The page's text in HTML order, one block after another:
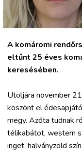
A komáromi
eltűnt 25 éves
keresésében.
Utoljára november
köszönt el
megy. Azóta tudnak
télikabátot, western
inget, halványzöld